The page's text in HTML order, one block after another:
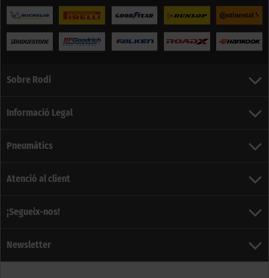
Sobre Rodi
Informació Legal
Pneumàtics
Atenció al client
¡Segueix-nos!
Newsletter